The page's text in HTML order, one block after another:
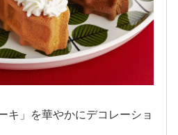
2016年9月
2016年8月
2016年7月
2016年6月
キ」を華やかにデコレーショ